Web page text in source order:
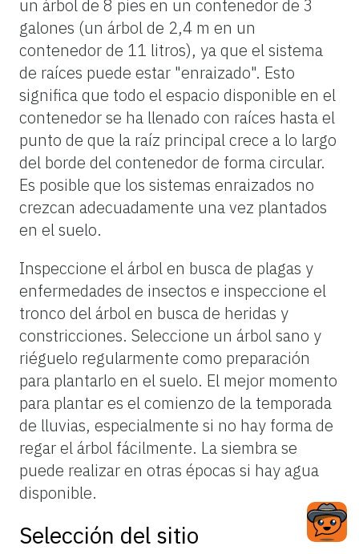
un árbol de 8 pies en un contenedor de 3
galones (un árbol de 2,4 m en un
contenedor de 11 litros), ya que el sistema
de raíces puede estar "enraizado". Esto
significa que todo el espacio disponible en el
contenedor se ha llenado con raíces hasta el
punto de que la raíz principal crece a lo largo
del borde del contenedor de forma circular.
Es posible que los sistemas enraizados no
crezcan adecuadamente una vez plantados
en el suelo.
Inspeccione el árbol en busca de plagas y
enfermedades de insectos e inspeccione el
tronco del árbol en busca de heridas y
constricciones. Seleccione un árbol sano y
riéguelo regularmente como preparación
para plantarlo en el suelo. El mejor momento
para plantar es el comienzo de la temporada
de lluvias, especialmente si no hay forma de
regar el árbol fácilmente. La siembra se
puede realizar en otras épocas si hay agua
disponible.
Selección del sitio